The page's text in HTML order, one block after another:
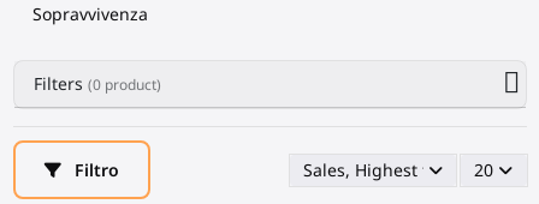
Sopravvivenza
Filters (0 product)
Filtro Sales, Highest first 20